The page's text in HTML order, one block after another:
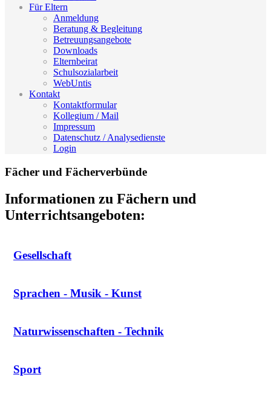
Für Eltern
Anmeldung
Beratung & Begleitung
Betreuungsangebote
Downloads
Elternbeirat
Schulsozialarbeit
WebUntis
Kontakt
Kontaktformular
Kollegium / Mail
Impressum
Datenschutz / Analysedienste
Login
Fächer und Fächerverbünde
Informationen zu Fächern und
Unterrichtsangeboten:
Gesellschaft
Sprachen - Musik - Kunst
Naturwissenschaften - Technik
Sport